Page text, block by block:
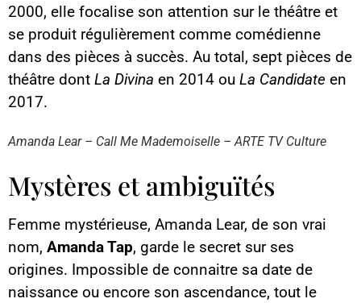
2000, elle focalise son attention sur le théâtre et
se produit régulièrement comme comédienne
dans des pièces à succès. Au total, sept pièces de
théâtre dont La Divina en 2014 ou La Candidate en
2017.
Contenu YouTube
acceptez d’être suivi par
YouTube. Crédits : créateurs du
contenu / YouTube.
Amanda Lear – Call Me Mademoiselle – ARTE TV Culture
Mystères et ambiguïtés
Femme mystérieuse, Amanda Lear, de son vrai
nom, Amanda Tap, garde le secret sur ses
origines. Impossible de connaitre sa date de
naissance ou encore son ascendance, tout le